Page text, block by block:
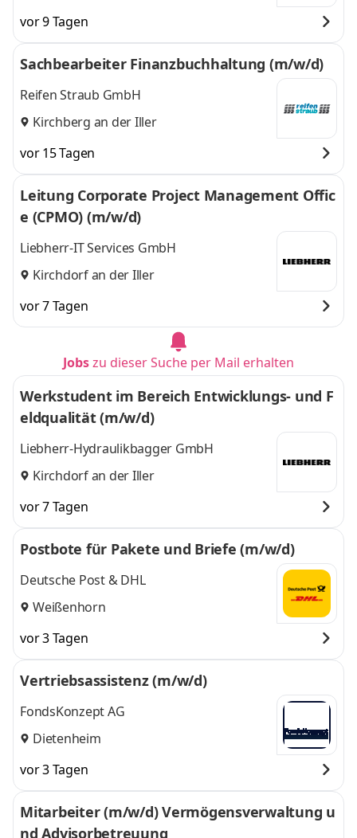
vor 9 Tagen
Sachbearbeiter Finanzbuchhaltung (m/w/d)
Reifen Straub GmbH
Kirchberg an der Iller
vor 15 Tagen
Leitung Corporate Project Management Offic
e (CPMO) (m/w/d)
Liebherr-IT Services GmbH
Kirchdorf an der Iller
vor 7 Tagen
Jobszu dieser Suche per Mail erhalten
Werkstudent im Bereich Entwicklungs- und F
eldqualität (m/w/d)
Liebherr-Hydraulikbagger GmbH
Kirchdorf an der Iller
vor 7 Tagen
Postbote für Pakete und Briefe (m/w/d)
Deutsche Post & DHL
Weißenhorn
vor 3 Tagen
Vertriebsassistenz (m/w/d)
FondsKonzept AG
Dietenheim
vor 3 Tagen
Mitarbeiter (m/w/d) Vermögensverwaltung u
nd Advisorbetreuung